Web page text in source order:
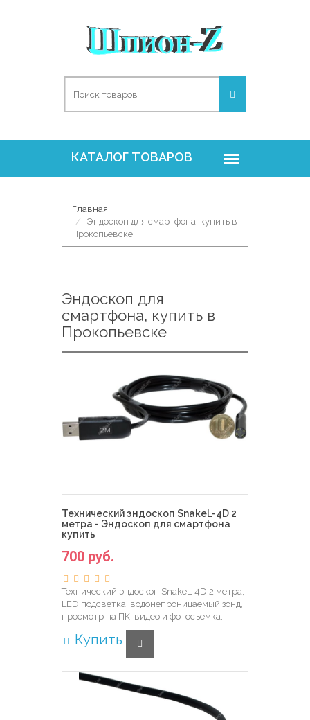
Главная
Эндоскоп для смартфона, купить в
Прокопьевске
Эндоскоп для
смартфона, купить в
Прокопьевске
Технический эндоскоп SnakeL-4D 2
метра - Эндоскоп для смартфона
купить
700 руб.
Технический эндоскоп SnakeL-4D 2 метра,
LED подсветка, водонепроницаемый зонд,
просмотр на ПК, видео и фотосъемка.
Купить